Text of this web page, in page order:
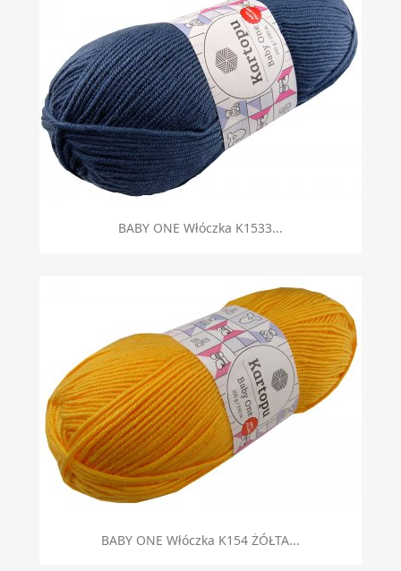
BABY ONE Włóczka K1533...
BABY ONE Włóczka K154 ŻÓŁTA...